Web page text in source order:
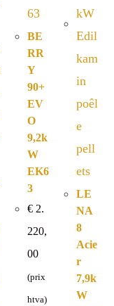
BE
RR
Y
90+
EV
O
9,2k
W
EK6
3
€ 2.
220,
00
(prix
htva)
LE
NA
8
Acie
r
7,9k
W